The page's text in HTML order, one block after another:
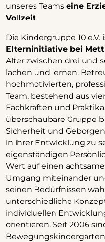
unseres Teams eine
Vollzeit.
Die Kindergruppe 10 e.V.
Elterninitiative bei
Alter zwischen drei und
lachen und lernen.
hochmotivierten,
Team, bestehend aus
Fachkräften und
überschaubare Gruppe
Sicherheit und
in ihrer Entwicklung zu
eigenständigen
Wert auf einen
Umgang miteinander
seinen Bedürfnissen
unterschiedliche
individuellen
orientieren. Seit 2006
Bewegungskindergarten